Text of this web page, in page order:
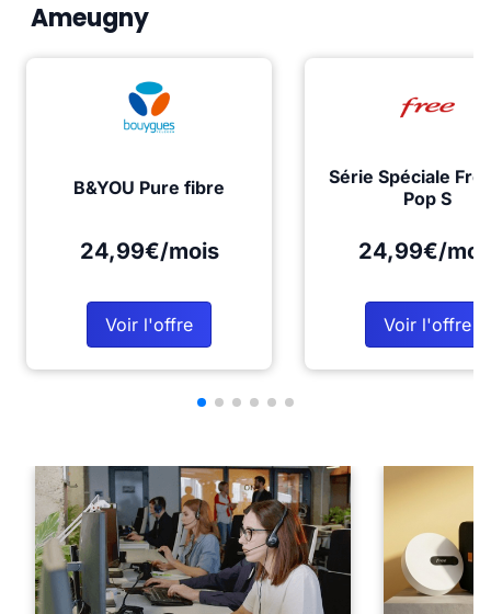
Ameugny
B&YOU Pure fibre
24,99€/mois
Voir l'offre
Série Spéciale
Pop S
24,99€/
Voir l'offre